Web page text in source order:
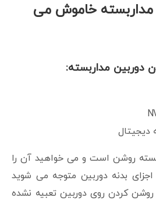
مداربسته خاموش می
مداربسته:
دیجیتال
روشن است و می خواهید آن را
بدنه دوربین متوجه می شوید
کردن روی دوربین تعبیه نشده